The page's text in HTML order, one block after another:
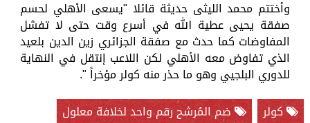
وأختتم محمد الليثى حديثة قائلا "يسعى الأهلي لحسم
صفقة يحيى عطية الله في أسرع وقت حتى لا تفشل
المفاوضات كما حدث مع صفقة الجزائري زين الدين بلعيد
الذي تفاوض معه الأهلي لكن اللاعب إنتقل في النهاية
للدوري البلجيي وهو ما حذر منه كولر مؤخراً ".
كولر
ضم المُرشح رقم واحد لخلافة معلول